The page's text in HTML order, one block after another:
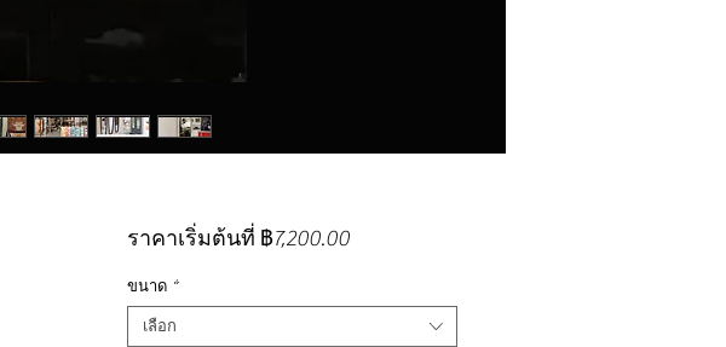
ราคาเริ่มต้นที่ ฿7,200.00ราคา
ขนาด *
เลือก